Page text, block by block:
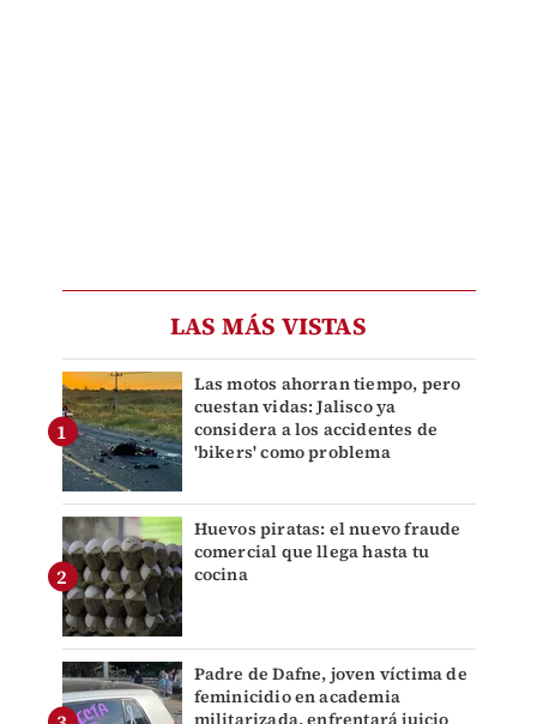
LAS MÁS VISTAS
Las motos ahorran tiempo, pero
cuestan vidas: Jalisco ya
considera a los accidentes de
'bikers' como problema
Huevos piratas: el nuevo fraude
comercial que llega hasta tu
cocina
Padre de Dafne, joven víctima de
feminicidio en academia
militarizada, enfrentará juicio